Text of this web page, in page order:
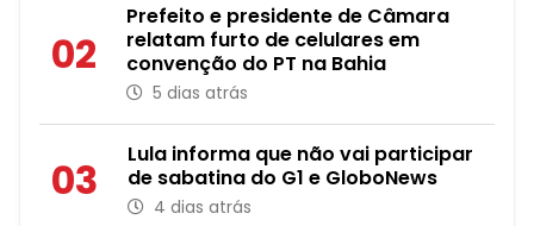
02
Prefeito e presidente de Câmara
relatam furto de celulares em
convenção do PT na Bahia
5 dias atrás
03
Lula informa que não vai participar
de sabatina do G1 e GloboNews
4 dias atrás